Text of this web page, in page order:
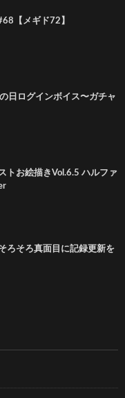
【メギド72】
日ログインボイス〜ガチャ
トお絵描きVol.6.5 ハルファ
ろそろ真面目に記録更新を